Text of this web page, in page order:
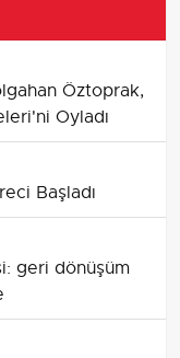
Öztoprak,
Oyladı
Başladı
geri dönüşüm